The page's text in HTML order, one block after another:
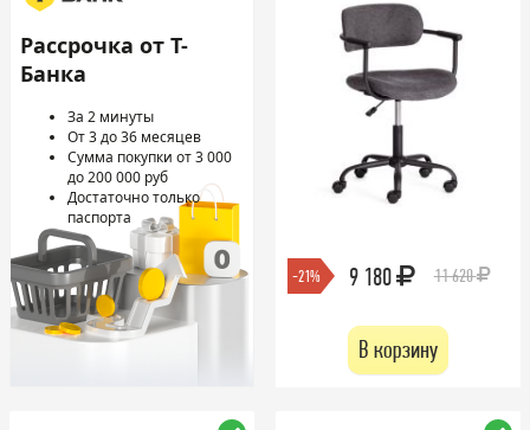
Рассрочка от Т-
Банка
За 2 минуты
От 3 до 36 месяцев
Сумма покупки от 3 000
до 200 000 руб
Достаточно только
паспорта
-21% 9 180 11 620
В корзину